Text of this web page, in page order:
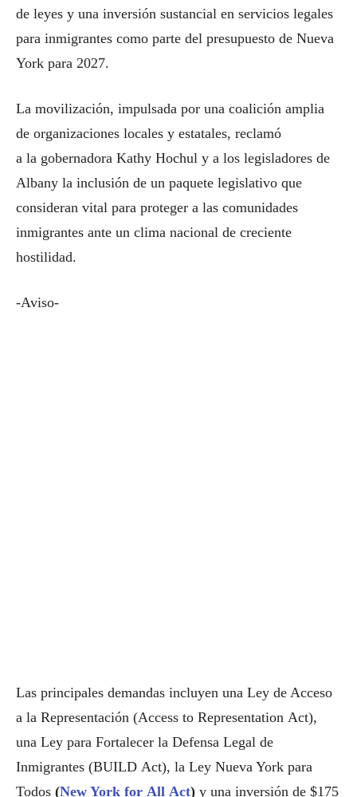
de leyes y una inversión sustancial en servicios legales
para inmigrantes como parte del presupuesto de Nueva
York para 2027.
La movilización, impulsada por una coalición amplia
de organizaciones locales y estatales, reclamó
a la gobernadora Kathy Hochul y a los legisladores de
Albany la inclusión de un paquete legislativo que
consideran vital para proteger a las comunidades
inmigrantes ante un clima nacional de creciente
hostilidad.
-Aviso-
Las principales demandas incluyen una Ley de Acceso
a la Representación (Access to Representation Act),
una Ley para Fortalecer la Defensa Legal de
Inmigrantes (BUILD Act), la Ley Nueva York para
Todos (New York for All Act) y una inversión de $175